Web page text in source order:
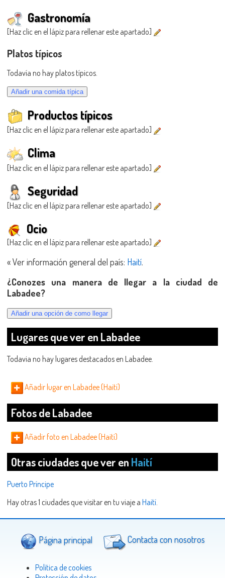
Gastronomía
[Haz clic en el lápiz para rellenar este apartado]
Platos típicos
Todavía no hay platos típicos.
Productos típicos
[Haz clic en el lápiz para rellenar este apartado]
Clima
[Haz clic en el lápiz para rellenar este apartado]
Seguridad
[Haz clic en el lápiz para rellenar este apartado]
Ocio
[Haz clic en el lápiz para rellenar este apartado]
« Ver información general del país: Haití.
¿Conozes una manera de llegar a la ciudad de
Labadee?
Lugares que ver en Labadee
Todavia no hay lugares destacados en Labadee.
Añadir lugar en Labadee (Haití)
Fotos de Labadee
Añadir foto en Labadee (Haití)
Otras ciudades que ver en Haití
Puerto Príncipe
Hay otras 1 ciudades que visitar en tu viaje a Haití.
Página principal Contacta con nosotros
Politica de cookies